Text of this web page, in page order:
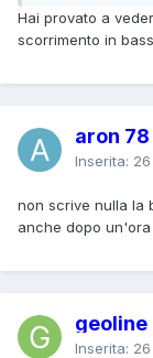
Hai provato a
scorrimento in
aron 78
Inserita:
non scrive nulla la
anche dopo un'ora
geoline
Inserita: